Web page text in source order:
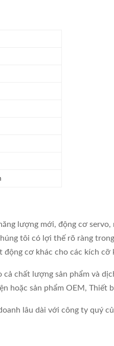
lượng mới, động cơ
tôi có lợi thế rõ ràng
cơ khác cho các kích
chất lượng sản phẩm và
hoặc sản phẩm OEM, Thiết
lâu dài với công ty quý